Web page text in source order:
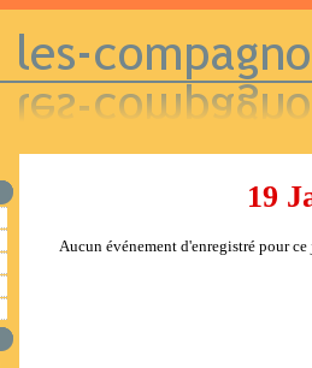
19
Aucun événement d'enregistré pour